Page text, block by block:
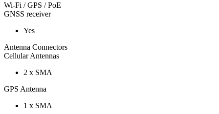
Wi-Fi / GPS / PoE
GNSS receiver
Yes
Antenna Connectors
Cellular Antennas
2 x SMA
GPS Antenna
1 x SMA